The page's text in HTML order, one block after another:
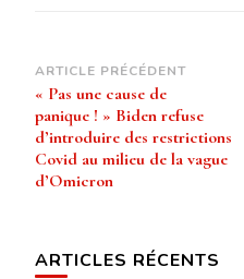
Navigation
d’article
ARTICLE PRÉCÉDENT
« Pas une cause de
panique ! » Biden refuse
d’introduire des restrictions
Covid au milieu de la vague
d’Omicron
ARTICLES RÉCENTS